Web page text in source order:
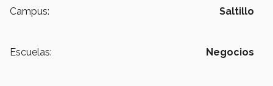
Campus:
Saltillo
Escuelas: Negocios